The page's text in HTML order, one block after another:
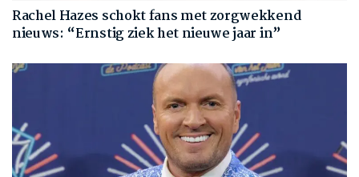
Rachel Hazes schokt fans met zorgwekkend
nieuws: “Ernstig ziek het nieuwe jaar in”